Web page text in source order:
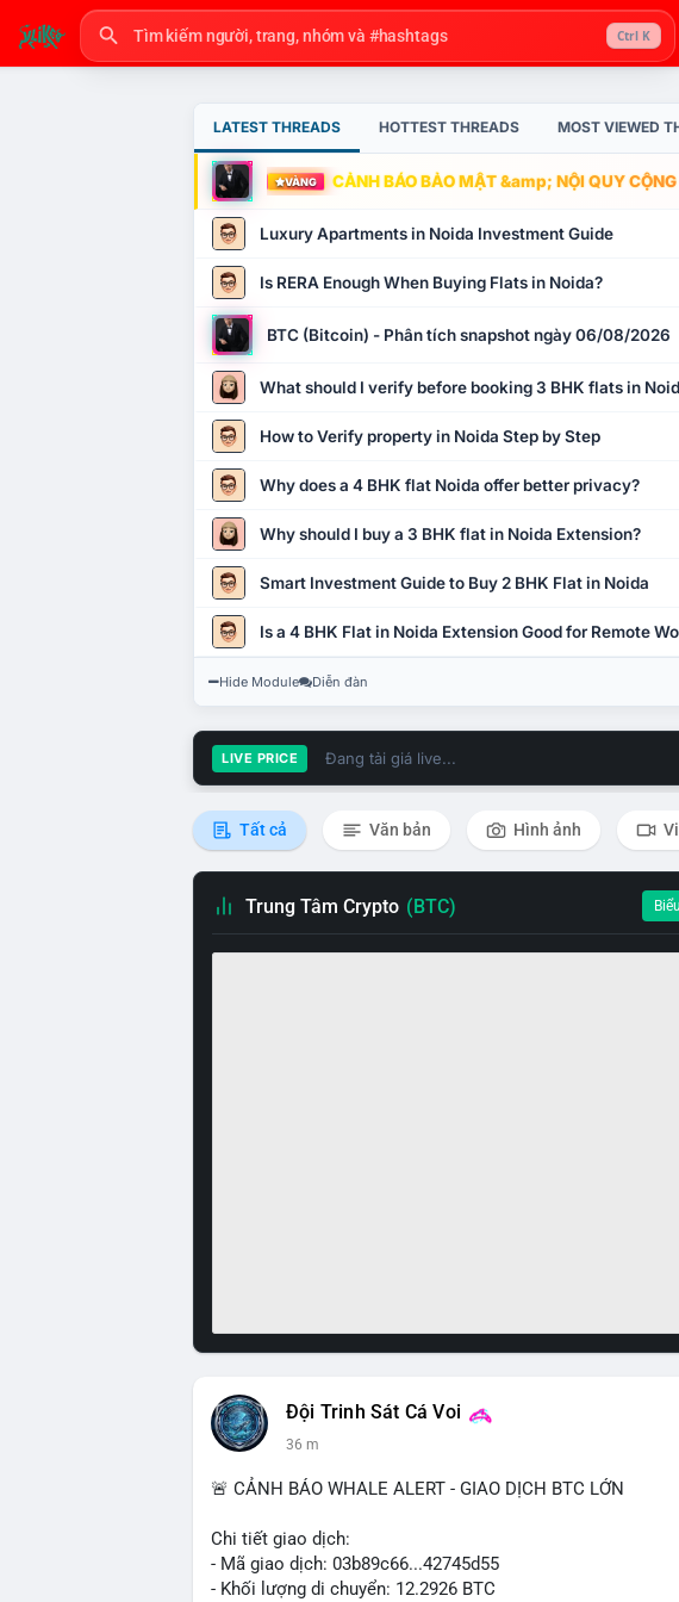
Ctrl K
LATEST THREADS HOTTEST THREADS MOST VIEWED
VÀNG CẢNH BÁO BẢO MẬT &amp; NỘI QUY
Luxury Apartments in Noida Investment Guide
Is RERA Enough When Buying Flats in Noida?
BTC (Bitcoin) - Phân tích snapshot ngày 06/08/2026
What should I verify before booking 3 BHK flats in
How to Verify property in Noida Step by Step
Why does a 4 BHK flat Noida offer better privacy?
Why should I buy a 3 BHK flat in Noida Extension?
Smart Investment Guide to Buy 2 BHK Flat in Noida
Is a 4 BHK Flat in Noida Extension Good for Remote
Hide Module Diễn đàn
LIVE PRICE Đang tải giá live...
Tất cả Văn bản Hình ảnh
Trung Tâm Crypto (BTC)
Đội Trinh Sát Cá Voi
36 m
🚨 CẢNH BÁO WHALE ALERT - GIAO DỊCH BTC LỚN
Chi tiết giao dịch:
- Mã giao dịch: 03b89c66...42745d55
- Khối lượng di chuyển: 12.2926 BTC